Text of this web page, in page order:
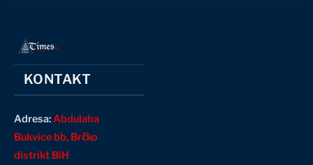
KONTAKT
Adresa:Abdulaha
Bukvice bb, Brčko
distrikt BiH